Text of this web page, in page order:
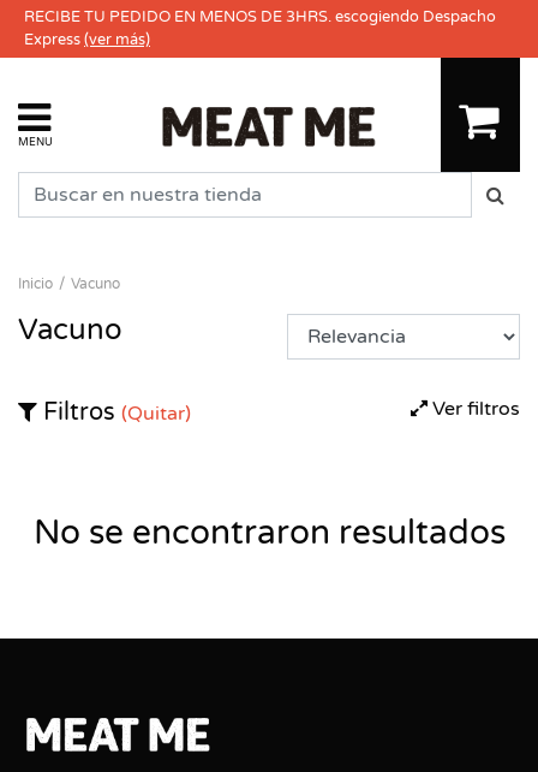
RECIBE TU PEDIDO EN MENOS DE 3HRS. escogiendo Despacho
Express(ver más)
MENU
Inicio Vacuno
Vacuno
Ver filtros
Filtros (Quitar)
No se encontraron resultados